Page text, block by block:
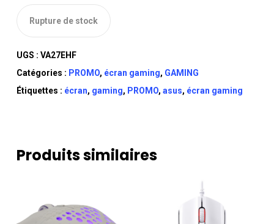
Rupture de stock
UGS : VA27EHF
Catégories : PROMO, écran gaming, GAMING
Étiquettes : écran, gaming, PROMO, asus, écran gaming
Produits similaires